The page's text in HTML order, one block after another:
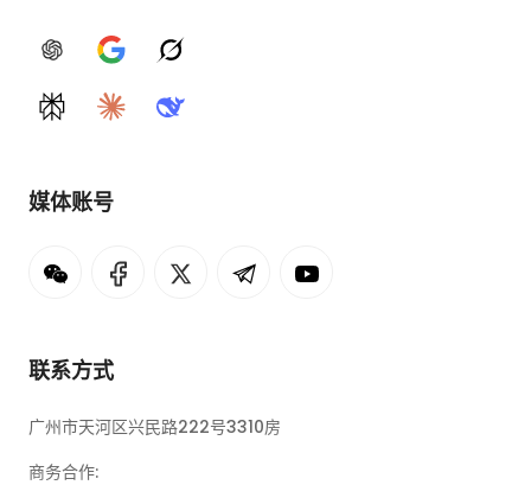
ChatGPTGoogle AIGrok
PerplexityClaudeDeepSeek
媒体账号
联系方式
广州市天河区兴民路222号3310房
商务合作: